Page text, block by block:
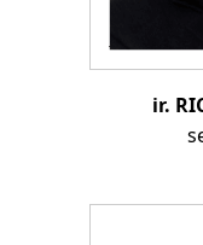
ir.